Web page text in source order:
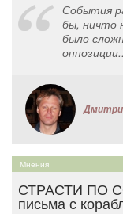
События
бы, ничто
было
Мнения
СТРАСТИ ПО
письма с